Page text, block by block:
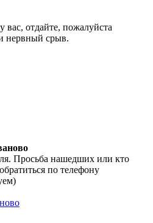
вас, отдайте, пожалуйста
нервный срыв.
Просьба нашедших или кто
по телефону